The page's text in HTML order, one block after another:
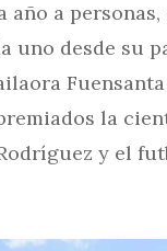
a
uno desde su
Fuensanta
la
y el